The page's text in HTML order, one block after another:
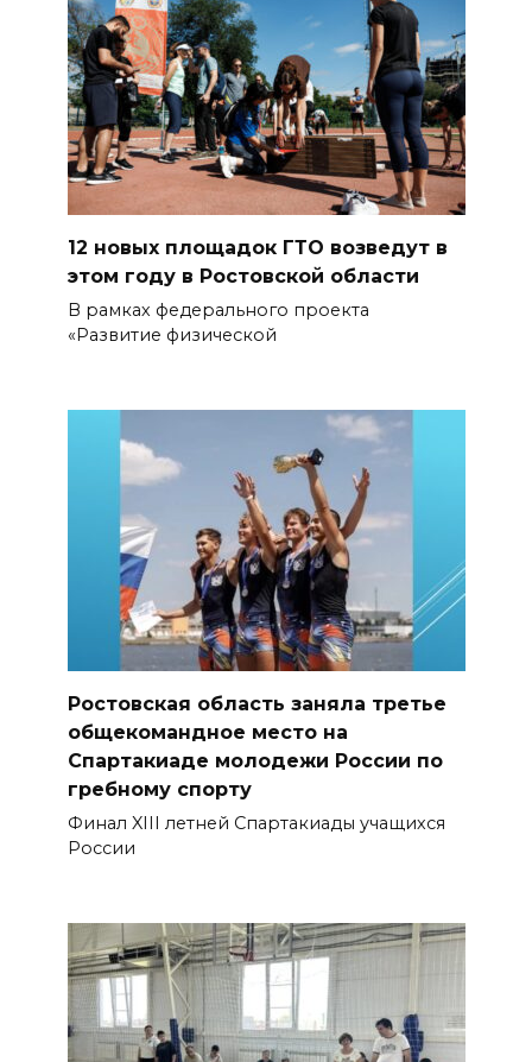
12 новых площадок ГТО возведут в
этом году в Ростовской области
В рамках федерального проекта
«Развитие физической
Ростовская область заняла третье
общекомандное место на
Спартакиаде молодежи России по
гребному спорту
Финал XIII летней Спартакиады учащихся
России